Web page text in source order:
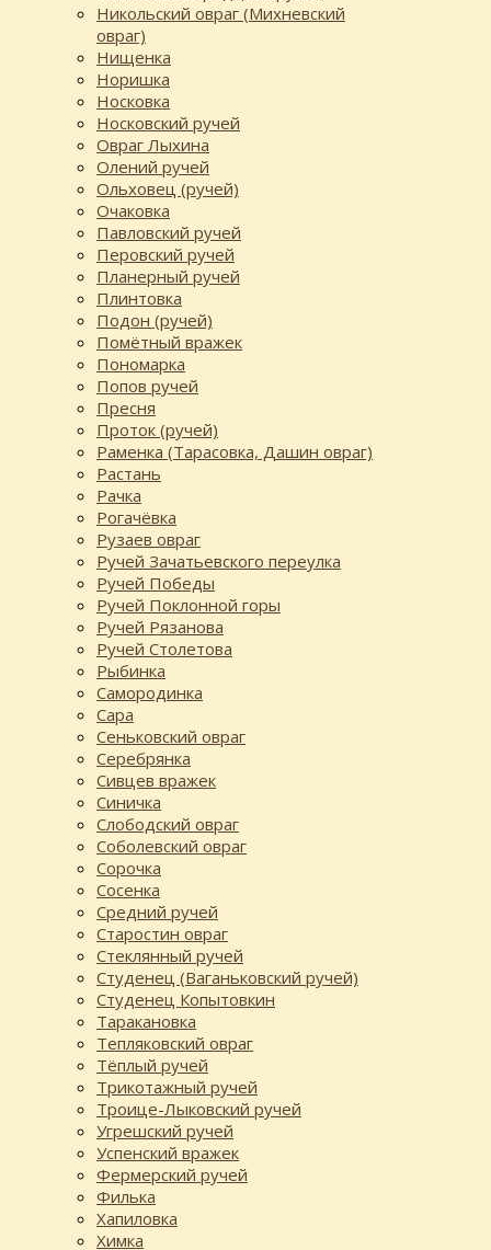
Никольский овраг (Михневский
овраг)
Нищенка
Норишка
Носковка
Носковский ручей
Овраг Лыхина
Олений ручей
Ольховец (ручей)
Очаковка
Павловский ручей
Перовский ручей
Планерный ручей
Плинтовка
Подон (ручей)
Помётный вражек
Пономарка
Попов ручей
Пресня
Проток (ручей)
Раменка (Тарасовка, Дашин овраг)
Растань
Рачка
Рогачёвка
Рузаев овраг
Ручей Зачатьевского переулка
Ручей Победы
Ручей Поклонной горы
Ручей Рязанова
Ручей Столетова
Рыбинка
Самородинка
Сара
Сеньковский овраг
Серебрянка
Сивцев вражек
Синичка
Слободский овраг
Соболевский овраг
Сорочка
Сосенка
Средний ручей
Старостин овраг
Стеклянный ручей
Студенец (Ваганьковский ручей)
Студенец Копытовкин
Таракановка
Тепляковский овраг
Тёплый ручей
Трикотажный ручей
Троице-Лыковский ручей
Угрешский ручей
Успенский вражек
Фермерский ручей
Филька
Хапиловка
Химка